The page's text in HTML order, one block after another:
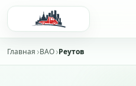
Главная ВАО Реутов